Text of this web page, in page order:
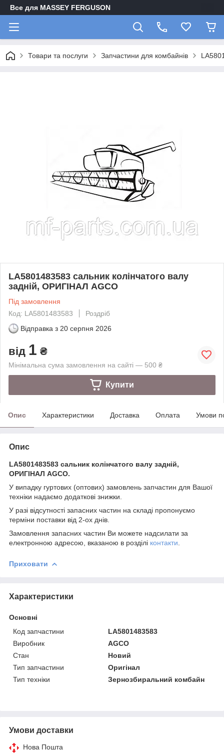
Все для MASSEY FERGUSON
Товари та послуги Запчастини для комбайнів
LA5801483583 сальник колінчатого валу
задній, ОРИГІНАЛ AGCO
Під замовлення
Код: LA5801483583
Роздріб
Відправка з 20 серпня 2026
від 1 ₴
Мінімальна сума замовлення на сайті — 500 ₴
Купити
Опис Характеристики Доставка Оплата Умови
Опис
LA5801483583 сальник колінчатого валу задній,
ОРИГІНАЛ AGCO.
У випадку гуртових (оптових) замовлень запчастин для Вашої
техніки надаємо додаткові знижки.
У разі відсутності запасних частин на складі пропонуємо
терміни поставки від 2-ох днів.
Замовлення запасних частин Ви можете надсилати за
електронною адресою, вказаною в розділі контакти
Приховати
Характеристики
Основні
Код запчастини
LA5801483583
Виробник
AGCO
Стан
Новий
Тип запчастини
Оригінал
Тип техніки
Зернозбиральний комбайн
Умови доставки
Нова Пошта